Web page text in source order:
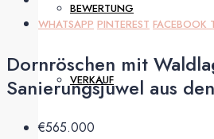
BEWERTUNG
VERKAUF
WHATSAPP PINTEREST FACEBOOK
Dornröschen mit
Sanierungsjuwel aus
€565.000